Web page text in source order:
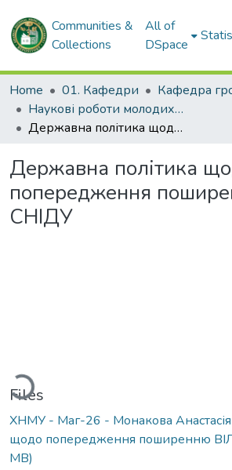
Communities &
Collections
All of
DSpace
Home 01. Кафедри
Наукові роботи молодих дослідників та кваліфікаційні роботи. Кафедра громадського здоров'я та управління охороною здоров'я
Державна політика щодо попередження поширенню ВІЛ/СНІДУ
Державна політика
попередження
СНІДУ
Files
ХНМУ - Маг-26 - Монакова
щодо попередження поширенню
MB)